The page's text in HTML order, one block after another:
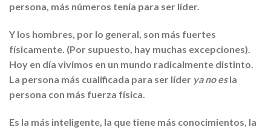
persona, más números tenía para ser líder.
Y los hombres, por lo general, son más fuertes
físicamente. (Por supuesto, hay muchas excepciones).
Hoy en día vivimos en un mundo radicalmente distinto.
La persona más cualificada para ser líder ya no esla
persona con más fuerza física.
Es la más inteligente, la que tiene más conocimientos, la